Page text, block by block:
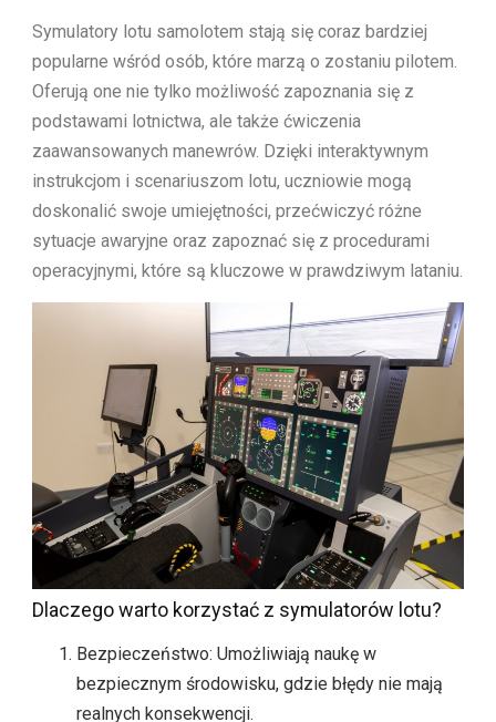
Symulatory lotu samolotem stają się coraz bardziej
popularne wśród osób, które marzą o zostaniu pilotem.
Oferują one nie tylko możliwość zapoznania się z
podstawami lotnictwa, ale także ćwiczenia
zaawansowanych manewrów. Dzięki interaktywnym
instrukcjom i scenariuszom lotu, uczniowie mogą
doskonalić swoje umiejętności, przećwiczyć różne
sytuacje awaryjne oraz zapoznać się z procedurami
operacyjnymi, które są kluczowe w prawdziwym lataniu.
Dlaczego warto korzystać z symulatorów lotu?
Bezpieczeństwo: Umożliwiają naukę w
bezpiecznym środowisku, gdzie błędy nie mają
realnych konsekwencji.